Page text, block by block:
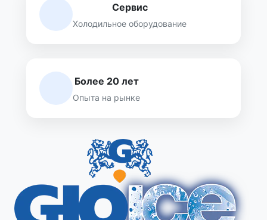
Сервис
Холодильное оборудование
Более 20 лет
Опыта на рынке